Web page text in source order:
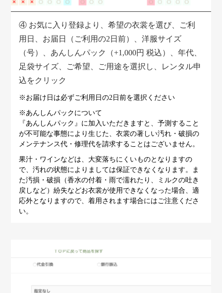
④ お気に入り登録より、希望の衣裳を選び、ご利
用日、お届日（ご利用の2日前）、洋服サイズ
（号）、あんしんパック（+1,000円 税込）、年代、
足袋サイズ、ご希望、ご用途を選択し、レンタル申
込をクリック
※お届け日は必ずご利用日の2日前を選択ください
※あんしんパックについて
『あんしんパック』に加入いただきますと、予測すること
が不可能な事態により生じた、衣裳の著しい汚れ・破損の
メンテナンス代・修理代を請求することはございません。
果汁・ワインなどは、大変落ちにくいものとなりますの
で、汚れの状態によりましては保証できなくなります。ま
た汚損・破損（香水の付着・雨で濡れたり、ミルクの吐き
戻しなど）紛失などお衣裳が使用できなくなった場合、適
応外となりますので、着用されます場合にはご注意くださ
い。